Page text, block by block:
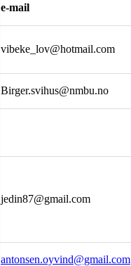
e-mail
vibeke_lov@hotmail.com
Birger.svihus@nmbu.no
jedin87@gmail.com
antonsen.oyvind@gmail.com